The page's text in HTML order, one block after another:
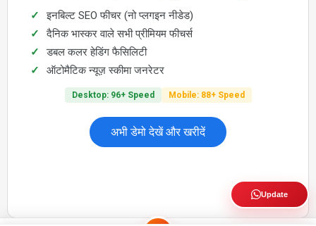
इनबिल्ट SEO फीचर (नो प्लगइन नीडेड)
दैनिक भास्कर वाले सभी प्रीमियम फीचर्स
डबल कलर हेडिंग फैसिलिटी
ऑटोमैटिक न्यूज़ स्कीमा जनरेटर
Desktop: 96+ Speed Mobile: 88+ Speed
अभी डेमो देखें और खरीदें
Update